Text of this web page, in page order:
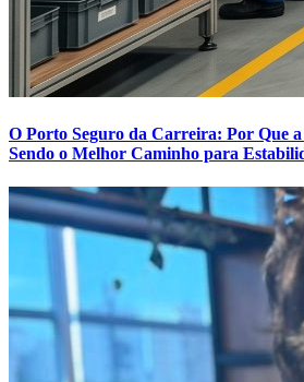
O Porto Seguro da Carreira: Por Que
Sendo o Melhor Caminho para